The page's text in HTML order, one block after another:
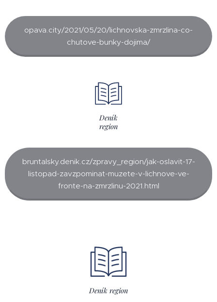
opava.city/2021/05/20/lichnovska-zmrzlina-co-
chutove-bunky-dojima/
Deník
region
bruntalsky.denik.cz/zpravy_region/jak-oslavit-17-
listopad-zavzpominat-muzete-v-lichnove-ve-
fronte-na-zmrzlinu-2021.html
Deník region